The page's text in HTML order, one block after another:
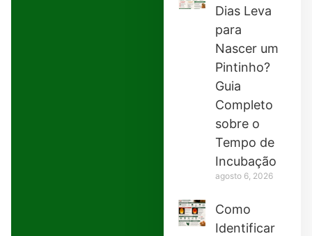
Dias Leva
para
Nascer um
Pintinho?
Guia
Completo
sobre o
Tempo de
Incubação
agosto 6, 2026
Como
Identificar